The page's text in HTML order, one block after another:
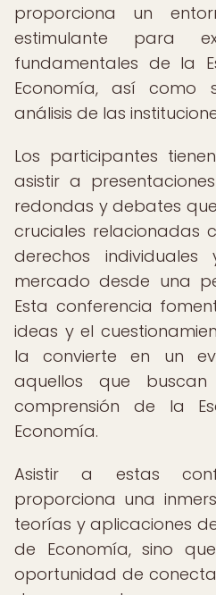
proporciona un
estimulante para
fundamentales de la
Economía, así como
análisis de las
Los participantes
asistir a
redondas y debates
cruciales relacionadas
derechos
mercado desde una
Esta conferencia
ideas y el
la convierte en un
aquellos que
comprensión de la
Economía.
Asistir a estas
proporciona una
teorías y aplicaciones
de Economía, sino
oportunidad de